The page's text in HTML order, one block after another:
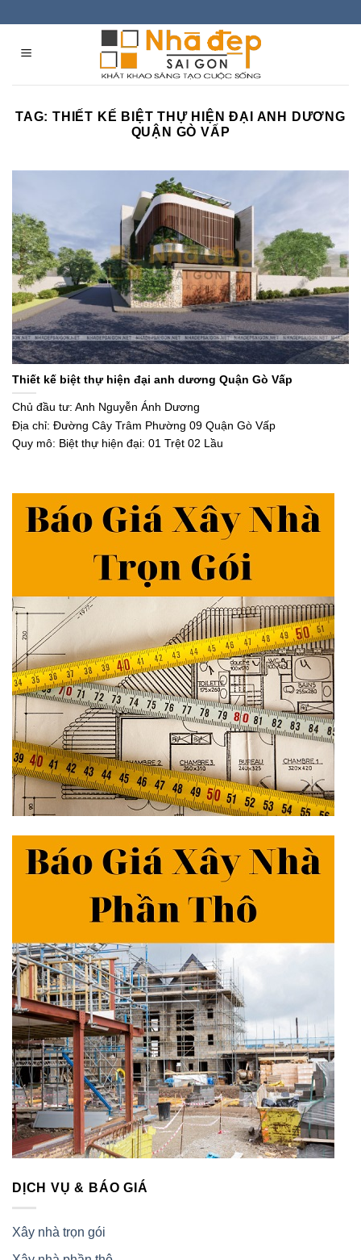
content
TAG:THIẾT KẾ BIỆT THỰ HIỆN ĐẠI ANH DƯƠNG
QUẬN GÒ VẤP
Thiết kế biệt thự hiện đại anh dương Quận Gò Vấp
Chủ đầu tư: Anh Nguyễn Ánh Dương
Địa chỉ: Đường Cây Trâm Phường 09 Quận Gò Vấp
Quy mô: Biệt thự hiện đại: 01 Trệt 02 Lầu
DỊCH VỤ & BÁO GIÁ
Xây nhà trọn gói